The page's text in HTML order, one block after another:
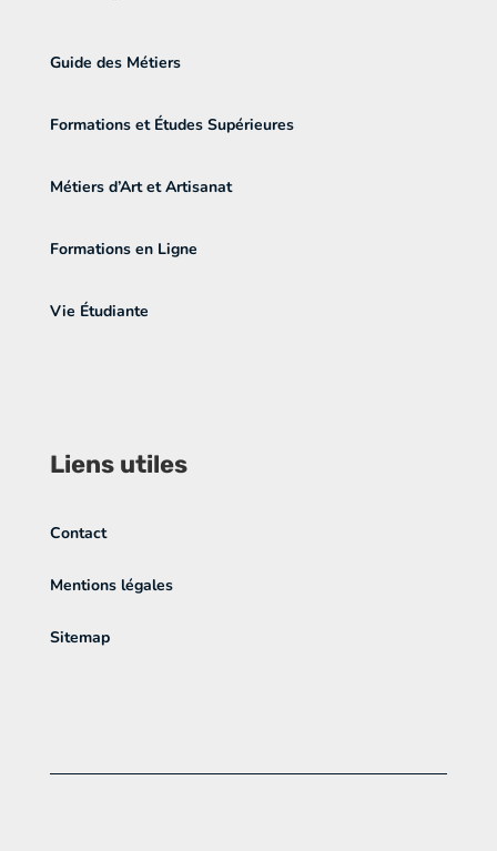
Guide des Métiers
Formations et Études Supérieures
Métiers d’Art et Artisanat
Formations en Ligne
Vie Étudiante
Liens utiles
Contact
Mentions légales
Sitemap